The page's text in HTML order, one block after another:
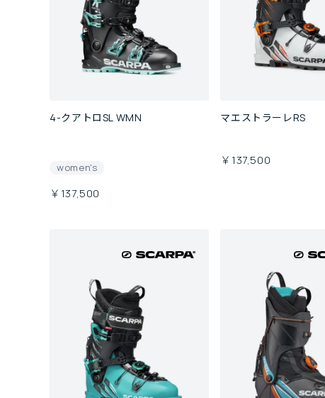
4-クアトロSL WMN
women's
￥137,500
マエストラーレRS
￥137,500